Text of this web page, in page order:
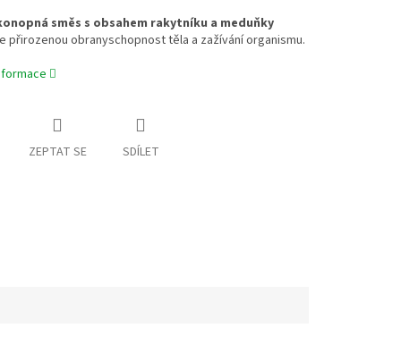
směs s obsahem rakytníku a meduňky
přirozenou obranyschopnost těla a zažívání organismu.
ZEPTAT SE SDÍLET